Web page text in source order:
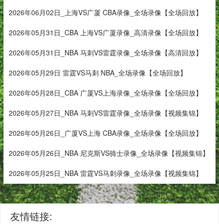
2026年06月02日_上海VS广厦 CBA录像_全场录像【全场回放】
2026年05月31日_CBA 上海VS广厦录像_高清录像【全场回放】
2026年05月31日_NBA 马刺VS雷霆录像_全场录像【高清回放】
2026年05月29日 雷霆VS马刺 NBA_全场录像【全场回放】
2026年05月28日_CBA 广厦VS上海录像_全场录像【全场回放】
2026年05月27日_NBA 马刺VS雷霆录像_全场录像【视频集锦】
2026年05月26日_广厦VS上海 CBA录像_全场录像【全场回放】
2026年05月26日_NBA 尼克斯VS骑士录像_全场录像【视频集锦】
2026年05月25日_NBA 雷霆VS马刺录像_全场录像【视频集锦】
友情链接: